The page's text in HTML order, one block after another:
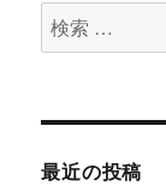
ビ
ー
検
索
象:
最近の投稿